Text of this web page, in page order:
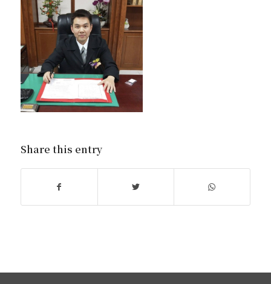
Share this entry